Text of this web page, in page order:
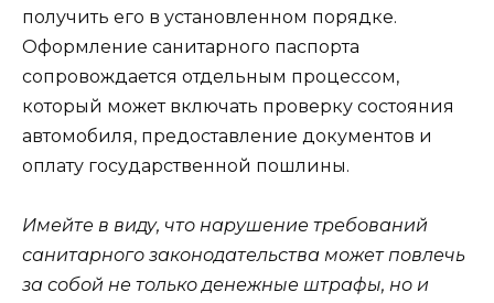
получить его в установленном порядке.
Оформление санитарного паспорта
сопровождается отдельным процессом,
который может включать проверку состояния
автомобиля, предоставление документов и
оплату государственной пошлины.
Имейте в виду, что нарушение требований
санитарного законодательства может повлечь
за собой не только денежные штрафы, но и